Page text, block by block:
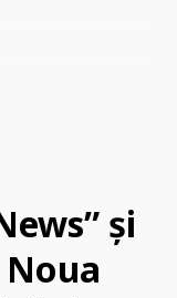
şi
Noua